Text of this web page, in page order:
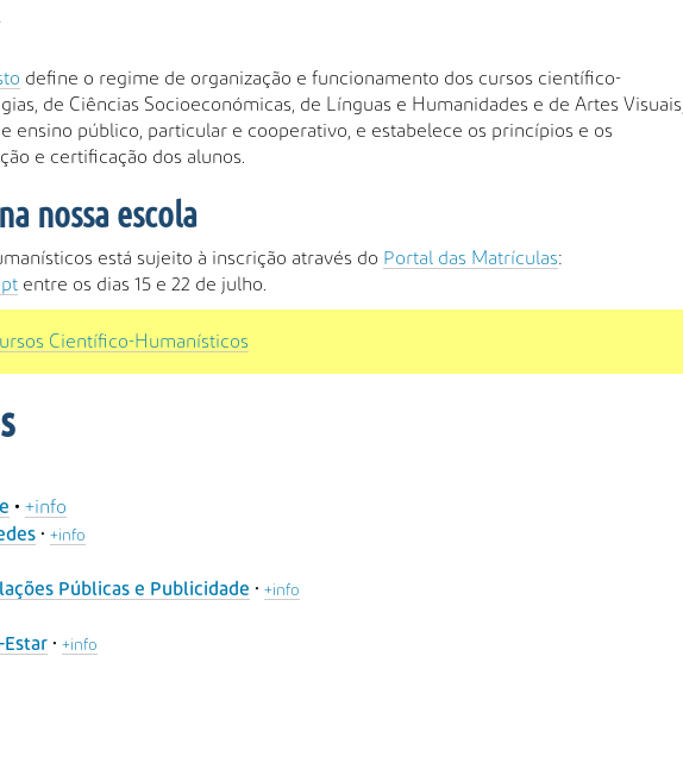
define o regime de organização e funcionamento dos cursos científico-
de Ciências Socioeconómicas, de Línguas e Humanidades e de Artes Visuais,
ensino público, particular e cooperativo, e estabelece os princípios e os
e certificação dos alunos.
nossa escola
está sujeito à inscrição através do Portal das Matrículas:
entre os dias 15 e 22 de julho.
Científico-Humanísticos
• +info
• +info
Públicas e Publicidade • +info
Estar • +info